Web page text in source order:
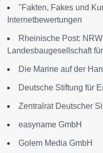
"Fakten, Fakes und
Internetbewertungen
Rheinische Post:
Landesbaugesellschaft
Die Marine auf der
Deutsche Stiftung für
Zentralrat Deutscher
easyname GmbH
Golem Media GmbH